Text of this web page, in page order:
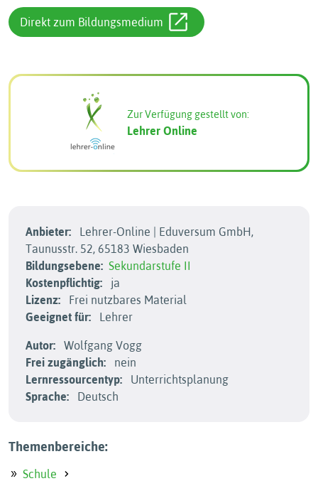
Direkt zum Bildungsmedium
Zur Verfügung gestellt von:
Lehrer Online
Anbieter:
Lehrer-Online | Eduversum GmbH,
Taunusstr. 52, 65183 Wiesbaden
Bildungsebene: Sekundarstufe II
Kostenpflichtig:
ja
Lizenz:
Frei nutzbares Material
Geeignet für:
Lehrer
Autor:
Wolfgang Vogg
Frei zugänglich:
nein
Lernressourcentyp:
Unterrichtsplanung
Sprache:
Deutsch
Themenbereiche:
Schule